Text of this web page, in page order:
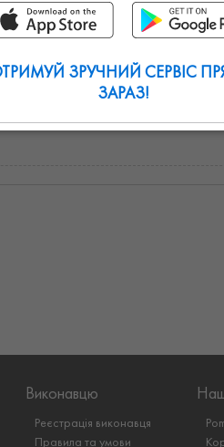
атрибутика, также
от 1300 грн.
Виконавцю
Реєстрація виконавця
Правила та умови
ЗРУЧНИЙ СЕРВІС
ЗАРАЗ!